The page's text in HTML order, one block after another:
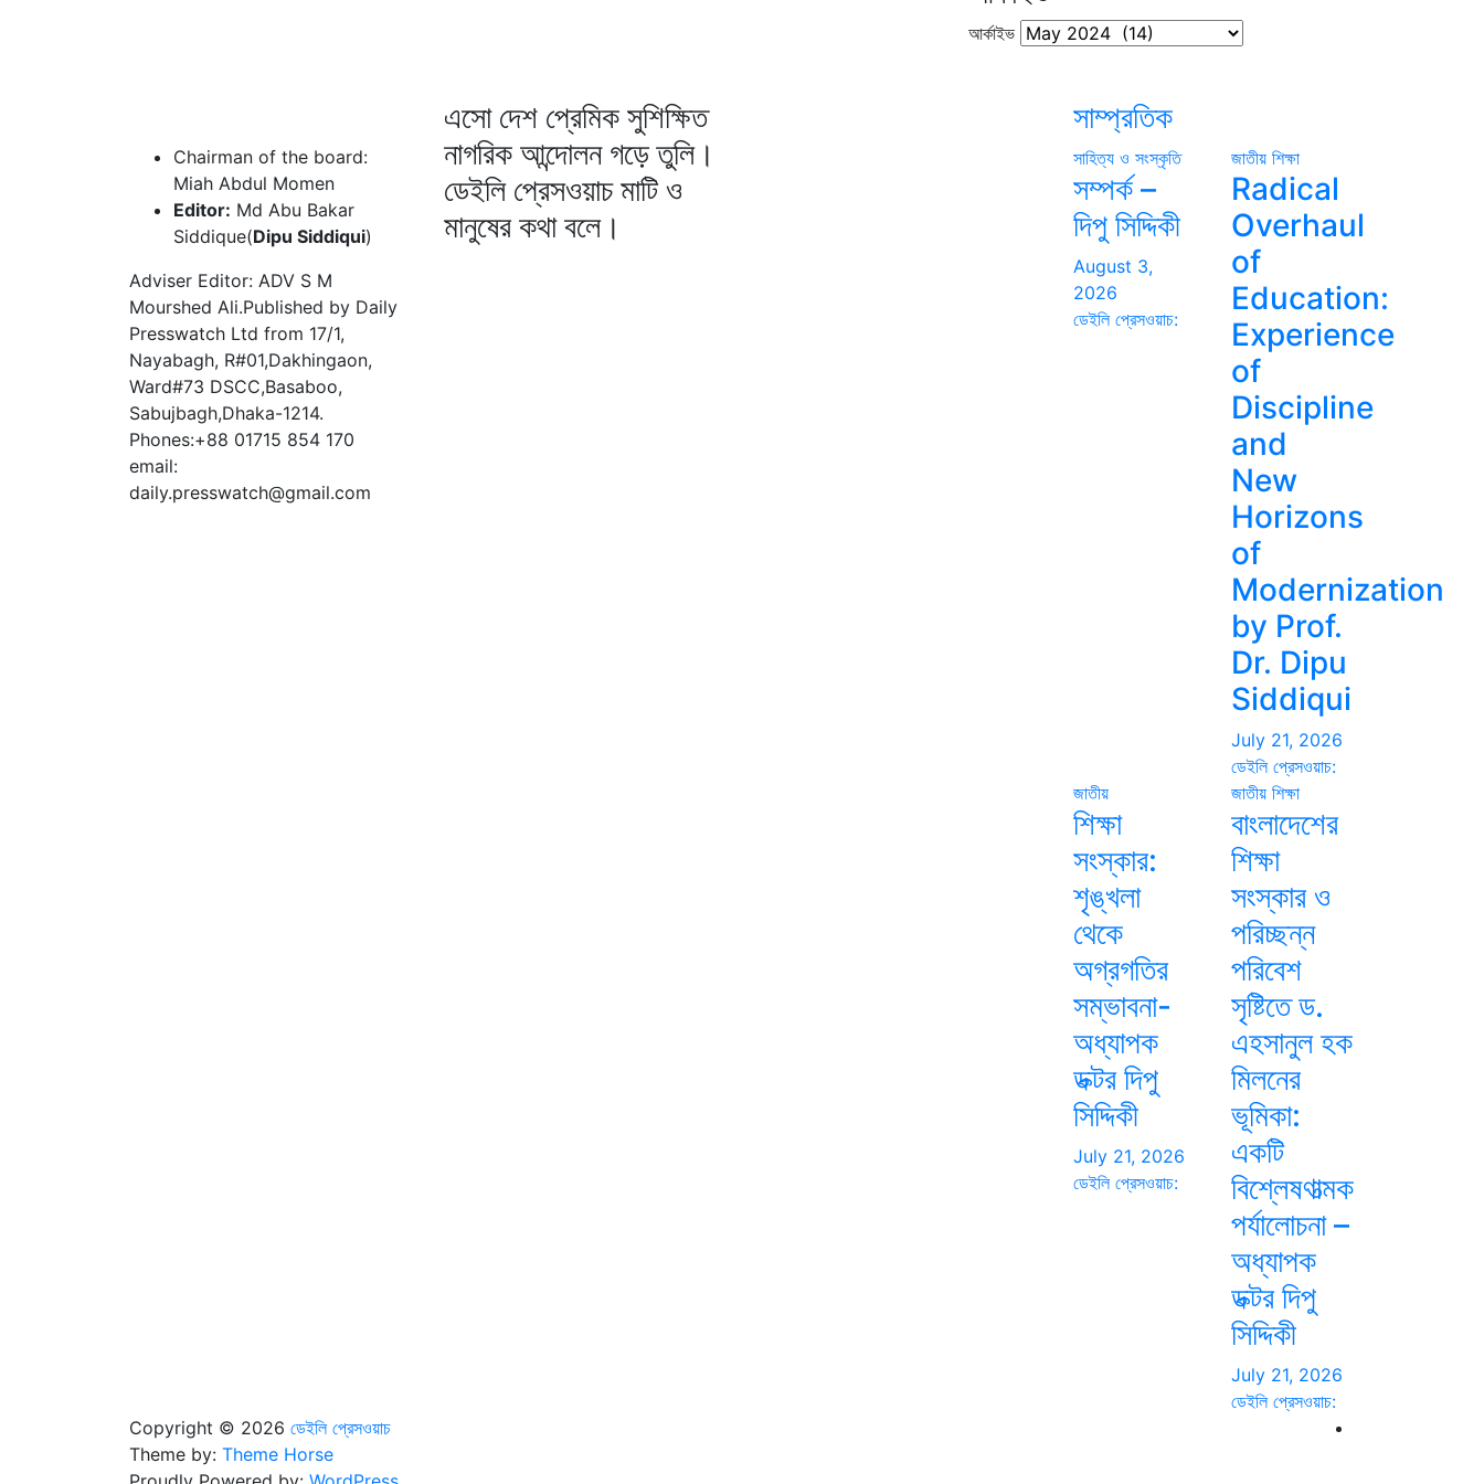
আর্কাইভ
Chairman of the board:
Miah Abdul Momen
Editor: Md Abu Bakar
Siddique(Dipu Siddiqui)
Adviser Editor: ADV S M
Mourshed Ali.Published by Daily
Presswatch Ltd from 17/1,
Nayabagh, R#01,Dakhingaon,
Ward#73 DSCC,Basaboo,
Sabujbagh,Dhaka-1214.
Phones:+88 01715 854 170
email:
daily.presswatch@gmail.com
এসো দেশ প্রেমিক সুশিক্ষিত
নাগরিক আন্দোলন গড়ে তুলি।
ডেইলি প্রেসওয়াচ মাটি ও
মানুষের কথা বলে।
সাম্প্রতিক
সাহিত্য ও সংস্কৃতি
সম্পর্ক –
দিপু সিদ্দিকী
August 3,
2026
ডেইলি প্রেসওয়াচ:
জাতীয় শিক্ষা
Radical
Overhaul
of
Education:
Experience
of
Discipline
and
New
Horizons
of
Modernization
by Prof.
Dr. Dipu
Siddiqui
July 21, 2026
ডেইলি প্রেসওয়াচ:
জাতীয়
শিক্ষা
সংস্কার:
শৃঙ্খলা
থেকে
অগ্রগতির
সম্ভাবনা-
অধ্যাপক
ডক্টর দিপু
সিদ্দিকী
July 21, 2026
ডেইলি প্রেসওয়াচ:
জাতীয় শিক্ষা
বাংলাদেশের
শিক্ষা
সংস্কার ও
পরিচ্ছন্ন
পরিবেশ
সৃষ্টিতে ড.
এহসানুল হক
মিলনের
ভূমিকা:
একটি
বিশ্লেষণাত্মক
পর্যালোচনা –
অধ্যাপক
ডক্টর দিপু
সিদ্দিকী
July 21, 2026
ডেইলি প্রেসওয়াচ:
Copyright © 2026 ডেইলি প্রেসওয়াচ
Theme by: Theme Horse